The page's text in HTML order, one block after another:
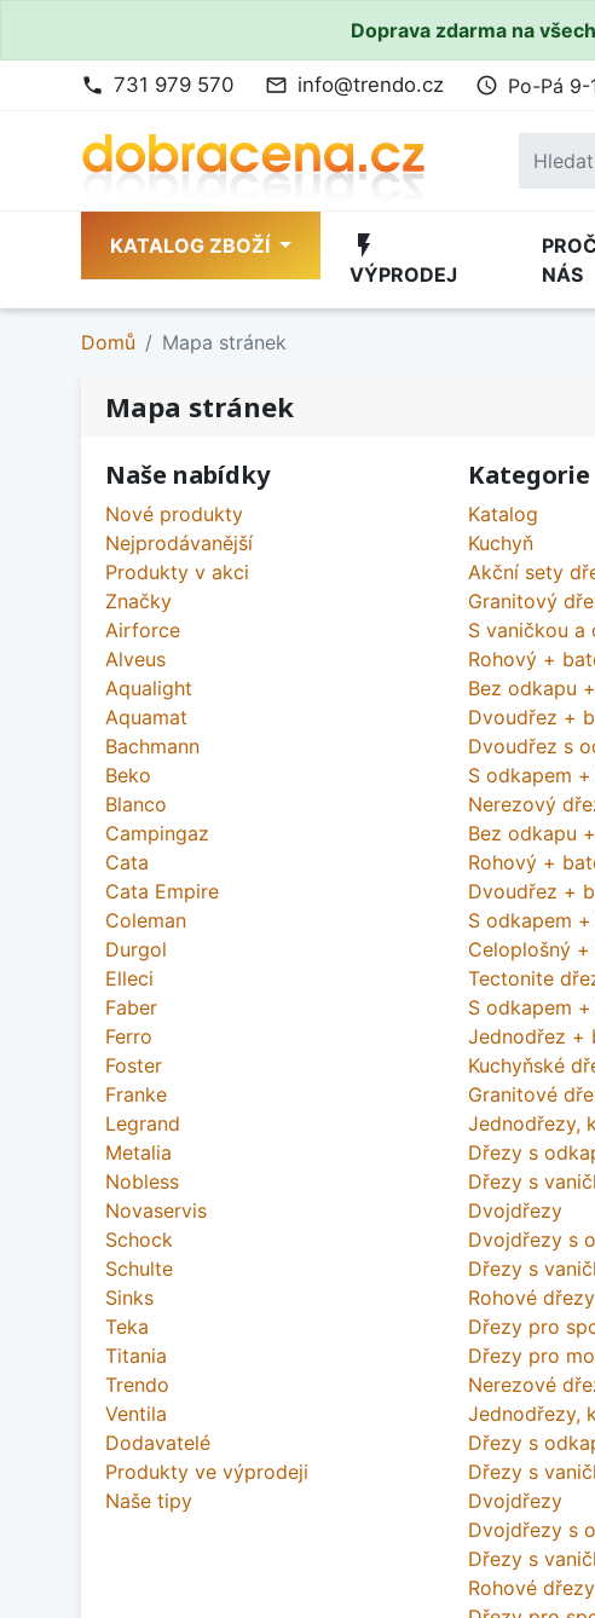
Doprava zdarma na
phone 731 979 570 mail_outline info@trendo.cz access_time Po-Pá 9-
KATALOG ZBOŽÍ flash_on
VÝPRODEJ
NÁS
Domů Mapa stránek
Mapa stránek
Naše nabídky
Nové produkty
Nejprodávanější
Produkty v akci
Značky
Airforce
Alveus
Aqualight
Aquamat
Bachmann
Beko
Blanco
Campingaz
Cata
Cata Empire
Coleman
Durgol
Elleci
Faber
Ferro
Foster
Franke
Legrand
Metalia
Nobless
Novaservis
Schock
Schulte
Sinks
Teka
Titania
Trendo
Ventila
Dodavatelé
Produkty ve výprodeji
Naše tipy
Kategorie
Katalog
Kuchyň
Akční sety
Granitový
S vaničkou a
Rohový +
Bez odkapu
Dvoudřez +
Dvoudřez s
S odkapem
Nerezový
Bez odkapu
Rohový +
Dvoudřez +
S odkapem
Celoplošný
Tectonite
S odkapem
Jednodřez +
Kuchyňské
Granitové
Jednodřezy,
Dřezy s
Dřezy s
Dvojdřezy
Dvojdřezy s
Dřezy s
Rohové dřezy
Dřezy pro
Dřezy pro
Nerezové
Jednodřezy,
Dřezy s
Dřezy s
Dvojdřezy
Dvojdřezy s
Dřezy s
Rohové dřezy